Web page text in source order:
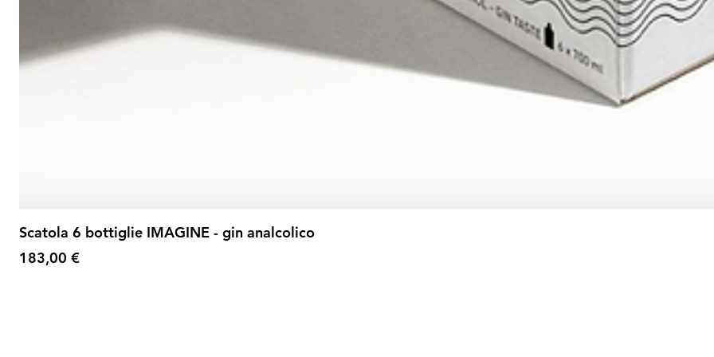
Scatola 6 bottiglie IMAGINE - gin analcolico
Prezzo
183,00 €